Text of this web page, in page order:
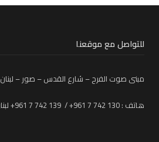
للتواصل مع موقعنا
مبنى صوت الفرح – شارع القدس – صور – لبنان
هاتف : 130 742 7 961+ / 139 742 7 961+ لبنان